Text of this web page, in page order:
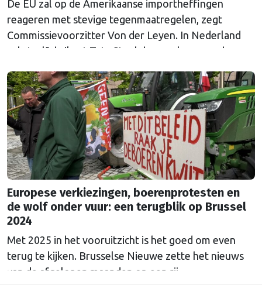
De EU zal op de Amerikaanse importheffingen
reageren met stevige tegenmaatregelen, zegt
Commissievoorzitter Von der Leyen. In Nederland
zal staalfabrikant Tata Steel de gevolgen van de
liet weten de maatregelen te betreuren.
Europese verkiezingen, boerenprotesten en
de wolf onder vuur: een terugblik op Brussel
2024
Met 2025 in het vooruitzicht is het goed om even
terug te kijken. Brusselse Nieuwe zette het nieuws
van de afgelopen maanden op een rij.